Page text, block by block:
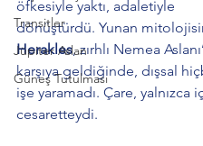
Transitler
Jüpiter Aslan
Güneş Tutulması
öfkesiyle yaktı, adaletiyle
dönüştürdü. Yunan
Herakles, zırhlı Nemea
karşıya geldiğinde, dışsal
işe yaramadı. Çare, yalnızca
cesaretteydi.